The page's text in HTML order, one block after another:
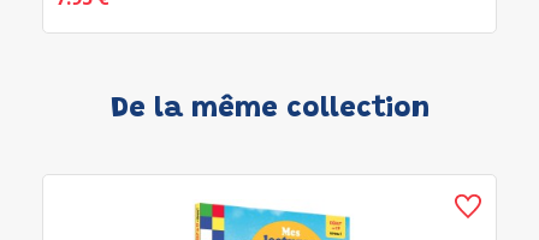
De la même collection